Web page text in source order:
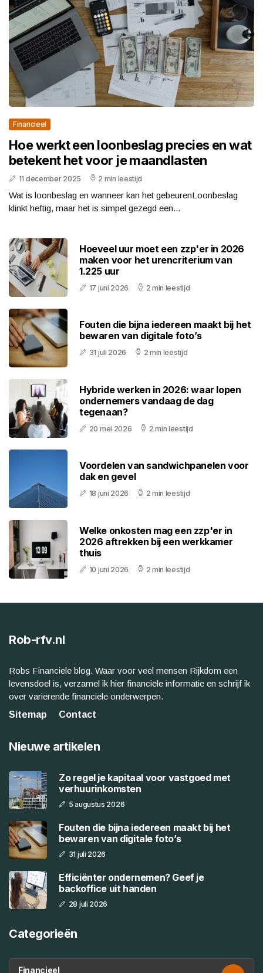
Financieel
Hoe werkt een loonbeslag precies en wat
betekent het voor je maandlasten
11 december 2025 2 min leestijd
Wat is loonbeslag en wanneer kan het gebeurenLoonbeslag
klinkt heftig, maar het is simpel gezegd een...
Hoeveel uur moet een zzp'er in 2026
maken voor het urencriterium van
1.225 uur
17 juni 2026 2 min leestijd
Fouten die bijna iedereen maakt bij het
bewaren van digitale foto’s
31 juli 2026 2 min leestijd
Hybride werken in 2026: waar lopen
ondernemers vandaag de dag
tegenaan?
20 mei 2026 2 min leestijd
Voordelen van sandwichpanelen voor
dak en gevel
18 juni 2026 2 min leestijd
Welke onkosten mag een zzp'er in
2026 aftrekken bij een werkkamer
thuis
10 juni 2026 2 min leestijd
Rob-rfv.nl
Robs Financiele blog. Waar voor veel mensen Rijkdom een
levensdoel is, verzamel ik hier financiële informatie en schrijf ik
over variërende financiële onderwerpen.
Sitemap
Contact
Nieuwe artikelen
Zo regel je kapitaal voor vastgoed met
verhuurinkomsten
5 augustus 2026
Fouten die bijna iedereen maakt bij het
bewaren van digitale foto’s
31 juli 2026
Efficiënter ondernemen? Geef je
backoffice uit handen
28 juli 2026
Categorieën
Financieel